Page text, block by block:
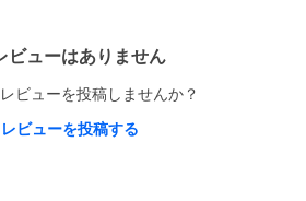
ビューはありません
ビューを投稿しませんか？
レビューを投稿する